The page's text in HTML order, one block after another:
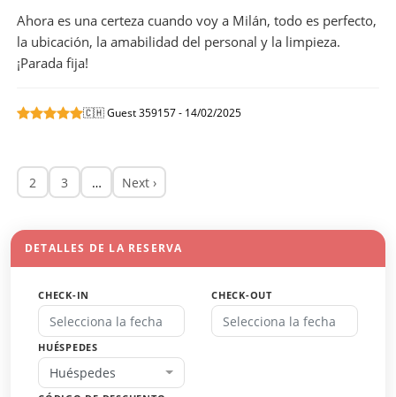
Ahora es una certeza cuando voy a Milán, todo es perfecto,
la ubicación, la amabilidad del personal y la limpieza.
¡Parada fija!
🇨🇭 Guest 359157 - 14/02/2025
2 3 … Next ›
DETALLES DE LA RESERVA
CHECK-IN CHECK-OUT
HUÉSPEDES
Huéspedes